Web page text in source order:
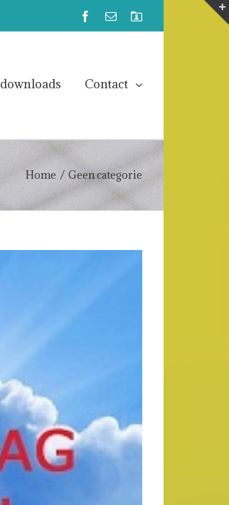
Facebook
Email
Mijn
downloads Contact
Home / Geen categorie